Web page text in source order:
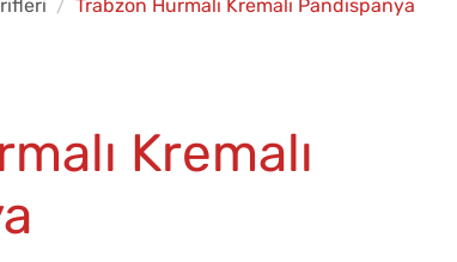
Trabzon Hurmalı Kremalı Pandispanya
Kremalı